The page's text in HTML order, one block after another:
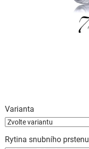
Varianta
Rytina snubního prstenu